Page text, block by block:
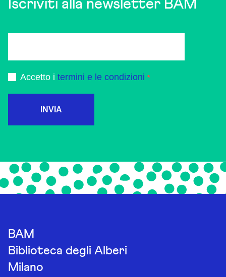
Iscriviti alla newsletter BAM
Accetto i termini e le condizioni
INVIA
BAM
Biblioteca degli Alberi
Milano